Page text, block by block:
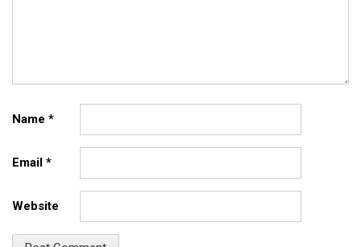
Name *
Email *
Website